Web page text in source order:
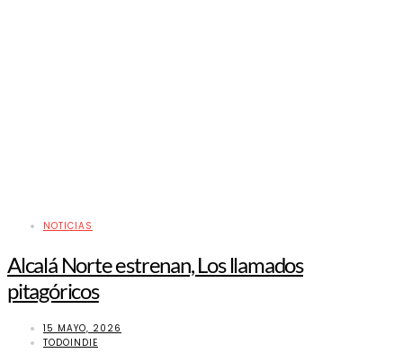
NOTICIAS
Alcalá Norte estrenan, Los llamados
pitagóricos
15 MAYO, 2026
TODOINDIE